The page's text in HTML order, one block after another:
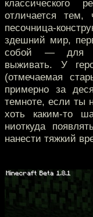
отличается
песочница-
здешний мир,
собой — для
выживать. У
(отмечаемая
примерно за
темноте, если ты
хоть каким-то
ниоткуда
нанести тяжкий